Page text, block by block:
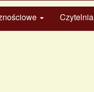
Czytelnia